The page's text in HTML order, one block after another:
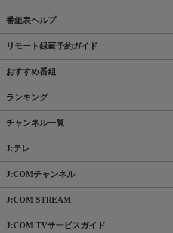
番組表ヘルプ
リモート録画予約ガイド
おすすめ番組
ランキング
チャンネル一覧
J:テレ
J:COMチャンネル
J:COM STREAM
J:COM TVサービスガイド